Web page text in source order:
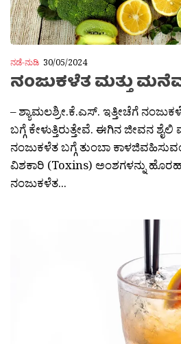
ನಡೆ-ನುಡಿ 30/05/2024
ನಂಜುಕಳೆತ ಮತ್ತು
– ಶ್ಯಾಮಲಶ್ರೀ.ಕೆ.ಎಸ್. ಇತ್ತೀಚೆಗೆ
ಬಗ್ಗೆ ಕೇಳುತ್ತಿರುತ್ತೇವೆ. ಈಗಿನ ಜೀವನ
ನಂಜುಕಳೆತ ಬಗ್ಗೆ ತುಂಬಾ
ವಿಶಕಾರಿ (Toxins) ಅಂಶಗಳನ್ನು
ನಂಜುಕಳೆತ...